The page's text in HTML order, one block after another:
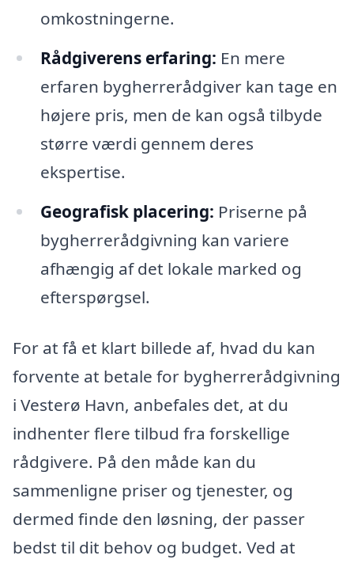
omkostningerne.
Rådgiverens erfaring: En mere
erfaren bygherrerådgiver kan tage en
højere pris, men de kan også tilbyde
større værdi gennem deres
ekspertise.
Geografisk placering: Priserne på
bygherrerådgivning kan variere
afhængig af det lokale marked og
efterspørgsel.
For at få et klart billede af, hvad du kan
forvente at betale for bygherrerådgivning
i Vesterø Havn, anbefales det, at du
indhenter flere tilbud fra forskellige
rådgivere. På den måde kan du
sammenligne priser og tjenester, og
dermed finde den løsning, der passer
bedst til dit behov og budget. Ved at